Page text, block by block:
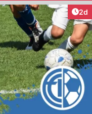
2d